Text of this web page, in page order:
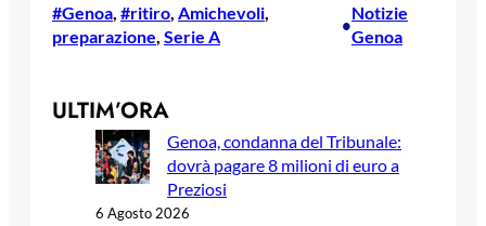
#Genoa #ritiro Amichevoli
preparazione Serie A
•
Notizie
Genoa
ULTIM’ORA
Genoa, condanna del Tribunale:
dovrà pagare 8 milioni di euro a
Preziosi
6 Agosto 2026